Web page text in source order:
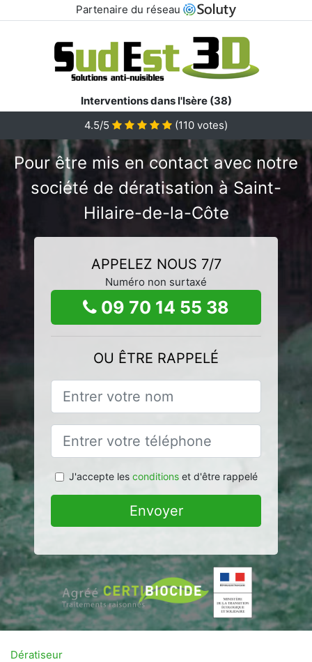
Partenaire du réseau
Interventions dans l'Isère (38)
4.5/5
(110 votes)
Pour être mis en contact avec notre
société de dératisation à Saint-
Hilaire-de-la-Côte
APPELEZ NOUS 7/7
Numéro non surtaxé
09 70 14 55 38
OU ÊTRE RAPPELÉ
J'accepte les conditionset d'être rappelé
Envoyer
Dératiseur